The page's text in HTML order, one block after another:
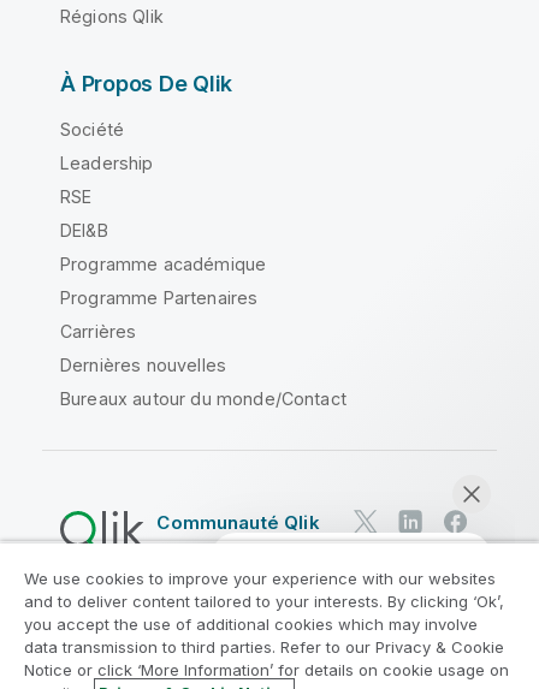
Régions Qlik
À Propos De Qlik
Société
Leadership
RSE
DEI&B
Programme académique
Programme Partenaires
Carrières
Dernières nouvelles
Bureaux autour du monde/Contact
Communauté Qlik
Contrats juridiques
Conditions d'utilisation des produits
Legal Policies
Conditions légales
We use cookies to improve your experience with our websites
and to deliver content tailored to your interests. By clicking ‘Ok’,
you accept the use of additional cookies which may involve
data transmission to third parties. Refer to our Privacy & Cookie
Notice or click ‘More Information’ for details on cookie usage on